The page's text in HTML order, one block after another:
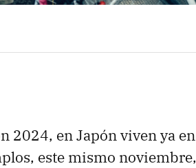
2024, en Japón viven ya en
este mismo noviembre,